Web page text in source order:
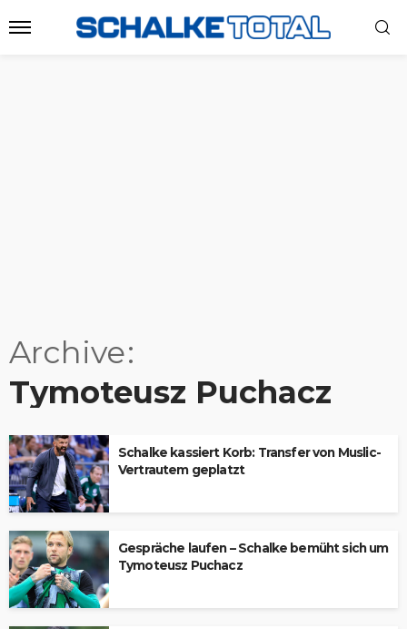
Archive
Tymoteusz Puchacz
Schalke kassiert Korb: Transfer von Muslic-
Vertrautem geplatzt
Gespräche laufen – Schalke bemüht sich um
Tymoteusz Puchacz